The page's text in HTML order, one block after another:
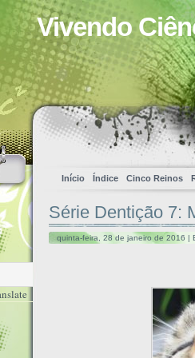
Vivendo
Início Índice Cinco Reinos
Série Dentição 7:
quinta-feira, 28 de janeiro de 2016 |